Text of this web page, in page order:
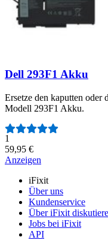
Dell 293F1 Akku
Ersetze den kaputten
Modell 293F1 Akku.
Anzahl der Bewertungen:
1
59,95 €
Anzeigen
iFixit
Über uns
Kundenservice
Über iFixit
Jobs bei iFixit
API